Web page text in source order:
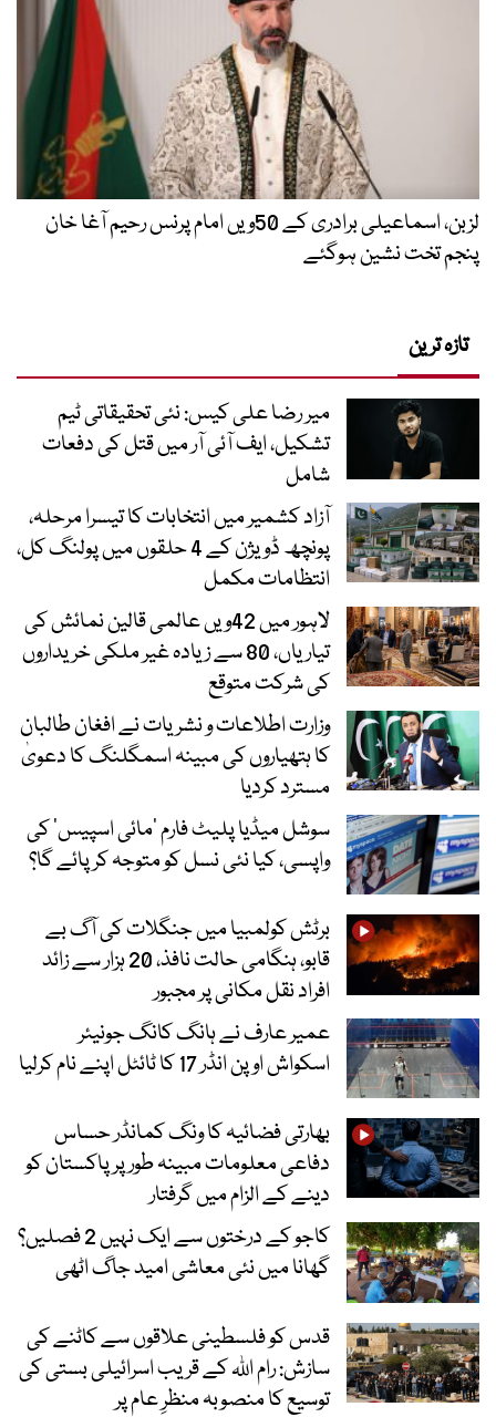
لزبن، اسماعیلی برادری کے 50ویں امام پرنس رحیم آغا خان
پنجم تخت نشین ہوگئے
تازہ ترین
میر رضا علی کیس: نئی تحقیقاتی ٹیم
تشکیل، ایف آئی آر میں قتل کی دفعات
شامل
آزاد کشمیر میں انتخابات کا تیسرا مرحلہ،
پونچھ ڈویژن کے 4 حلقوں میں پولنگ کل،
انتظامات مکمل
لاہور میں 42ویں عالمی قالین نمائش کی
تیاریاں، 80 سے زیادہ غیر ملکی خریداروں
کی شرکت متوقع
وزارت اطلاعات و نشریات نے افغان طالبان
کا ہتھیاروں کی مبینہ اسمگلنگ کا دعویٰ
مسترد کردیا
سوشل میڈیا پلیٹ فارم ‘مائی اسپیس’ کی
واپسی، کیا نئی نسل کو متوجہ کر پائے گا؟
برٹش کولمبیا میں جنگلات کی آگ بے
قابو، ہنگامی حالت نافذ، 20 ہزار سے زائد
افراد نقل مکانی پر مجبور
عمیر عارف نے ہانگ کانگ جونیئر
اسکواش اوپن انڈر 17 کا ٹائٹل اپنے نام کرلیا
بھارتی فضائیہ کا ونگ کمانڈر حساس
دفاعی معلومات مبینہ طور پر پاکستان کو
دینے کے الزام میں گرفتار
کاجو کے درختوں سے ایک نہیں 2 فصلیں؟
گھانا میں نئی معاشی امید جاگ اٹھی
قدس کو فلسطینی علاقوں سے کاٹنے کی
سازش: رام اللہ کے قریب اسرائیلی بستی کی
توسیع کا منصوبہ منظرِ عام پر